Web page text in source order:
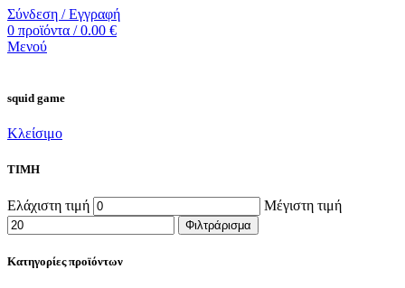
Σύνδεση / Εγγραφή
0 προϊόντα / 0.00 €
Μενού
squid game
Κλείσιμο
ΤΙΜΗ
Ελάχιστη τιμή Μέγιστη τιμή
Φιλτράρισμα
Κατηγορίες προϊόντων